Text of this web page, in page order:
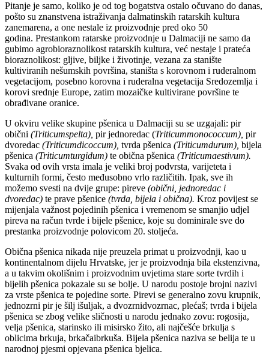
Pitanje je samo, koliko je od tog bogatstva ostalo očuvano do danas,
pošto su znanstvena istraživanja dalmatinskih ratarskih kultura
zanemarena, a one nestale iz proizvodnje pred oko 50
godina. Prestankom ratarske proizvodnje u Dalmaciji ne samo da
gubimo agrobioraznolikost ratarskih kultura, već nestaje i prateća
bioraznolikost: gljive, biljke i životinje, vezana za stanište
kultiviranih nešumskih površina, staništa s korovnom i ruderalnom
vegetacijom, posebno korovna i ruderalna vegetacija Sredozemlja i
korovi srednje Europe, zatim mozaičke kultivirane površine te
obrađivane oranice.
U okviru velike skupine pšenica u Dalmaciji su se uzgajali: pir
obični (Triticumspelta), pir jednoredac (Triticummonococcum), pir
dvoredac (Triticumdicoccum), tvrda pšenica (Triticumdurum), bijela
pšenica (Triticumturgidum) te obična pšenica (Triticumaestivum).
Svaka od ovih vrsta imala je veliki broj podvrsta, varijeteta i
kulturnih formi, često međusobno vrlo različitih. Ipak, sve ih
možemo svesti na dvije grupe: pireve (obični, jednoredac i
dvoredac) te prave pšenice (tvrda, bijela i obična). Kroz povijest se
mijenjala važnost pojedinih pšenica i vremenom se smanjio udjel
pireva na račun tvrde i bijele pšenice, koje su dominirale sve do
prestanka proizvodnje polovicom 20. stoljeća.
Obična pšenica nikada nije preuzela primat u proizvodnji, kao u
kontinentalnom dijelu Hrvatske, jer je proizvodnja bila ekstenzivna,
a u takvim okolišnim i proizvodnim uvjetima stare sorte tvrdih i
bijelih pšenica pokazale su se bolje. U narodu postoje brojni nazivi
za vrste pšenica te pojedine sorte. Pirevi se generalno zovu krupnik,
jednozrni pir je šilj išuljak, a dvozrnidvozrnac, plećaš; tvrda i bijela
pšenica se zbog velike sličnosti u narodu jednako zovu: rogosija,
velja pšenica, starinsko ili misirsko žito, ali najčešće brkulja s
oblicima brkuja, brkačaibrkuša. Bijela pšenica naziva se belija te u
narodnoj pjesmi opjevana pšenica bjelica.